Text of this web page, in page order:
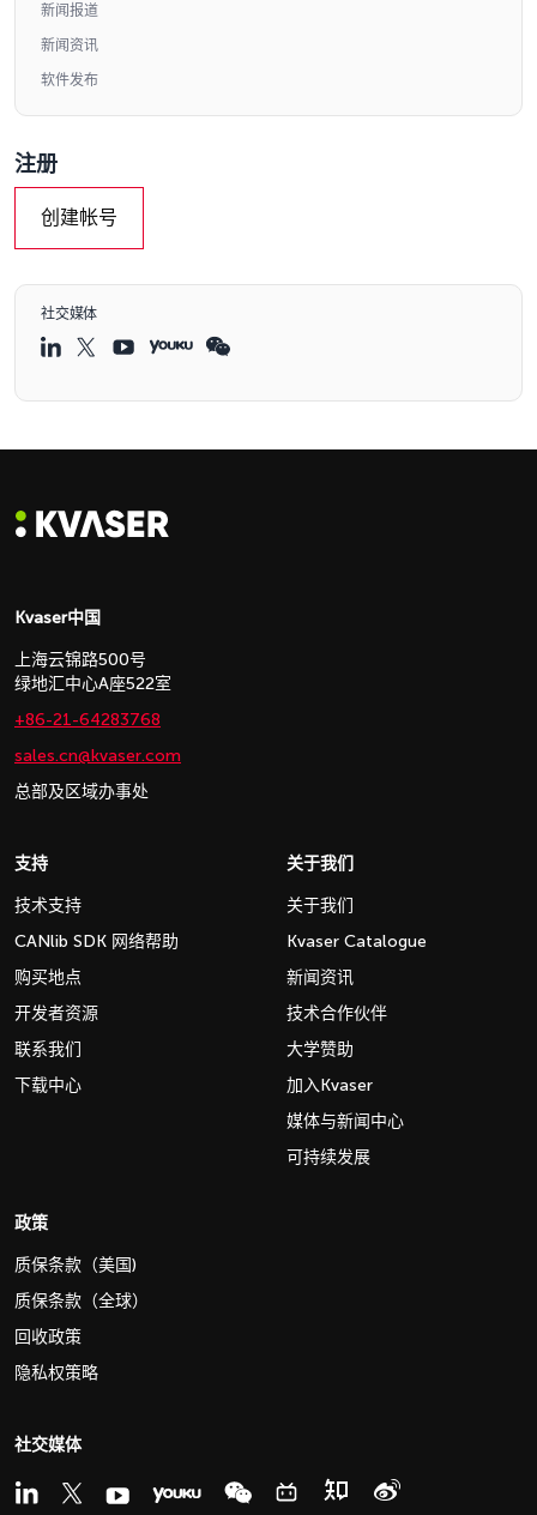
新闻报道
新闻资讯
软件发布
注册
创建帐号
社交媒体
Kvaser中国
上海云锦路500号
绿地汇中心A座522室
+86-21-64283768
sales.cn@kvaser.com
总部及区域办事处
支持
技术支持
CANlib SDK 网络帮助
购买地点
开发者资源
联系我们
下载中心
关于我们
关于我们
Kvaser Catalogue
新闻资讯
技术合作伙伴
大学赞助
加入Kvaser
媒体与新闻中心
可持续发展
政策
质保条款（美国)
质保条款（全球）
回收政策
隐私权策略
社交媒体